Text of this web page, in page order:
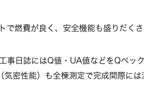
で燃費が良く、安全機能も盛りだく
事日誌にはQ値・UA値などをQペッ
密性能）も全棟測定で完成間際には